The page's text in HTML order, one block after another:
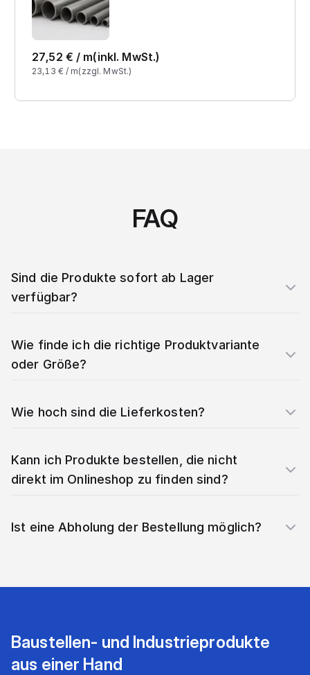
27,52 € / m(inkl. MwSt.)
23,13 € / m(zzgl. MwSt.)
FAQ
Sind die Produkte sofort ab Lager
verfügbar?
Wie finde ich die richtige Produktvariante
oder Größe?
Wie hoch sind die Lieferkosten?
Kann ich Produkte bestellen, die nicht
direkt im Onlineshop zu finden sind?
Ist eine Abholung der Bestellung möglich?
Baustellen- und Industrieprodukte
aus einer Hand